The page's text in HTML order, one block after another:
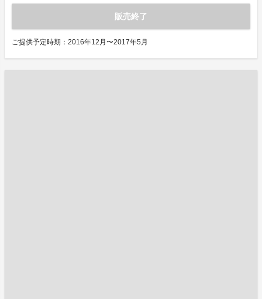
販売終了
ご提供予定時期：2016年12月〜2017年5月